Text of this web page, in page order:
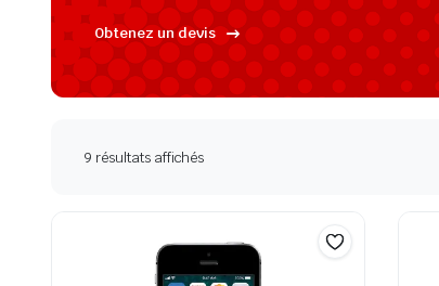
Obtenez un devis
9 résultats affichés